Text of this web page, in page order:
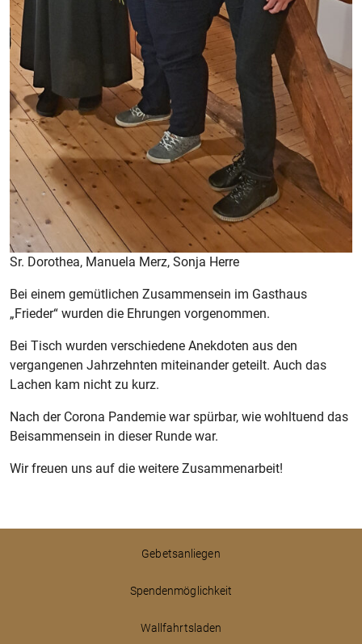
Sr. Dorothea, Manuela Merz, Sonja Herre
Bei einem gemütlichen Zusammensein im Gasthaus
„Frieder“ wurden die Ehrungen vorgenommen.
Bei Tisch wurden verschiedene Anekdoten aus den
vergangenen Jahrzehnten miteinander geteilt. Auch das
Lachen kam nicht zu kurz.
Nach der Corona Pandemie war spürbar, wie wohltuend das
Beisammensein in dieser Runde war.
Wir freuen uns auf die weitere Zusammenarbeit!
Gebetsanliegen
Spendenmöglichkeit
Wallfahrtsladen